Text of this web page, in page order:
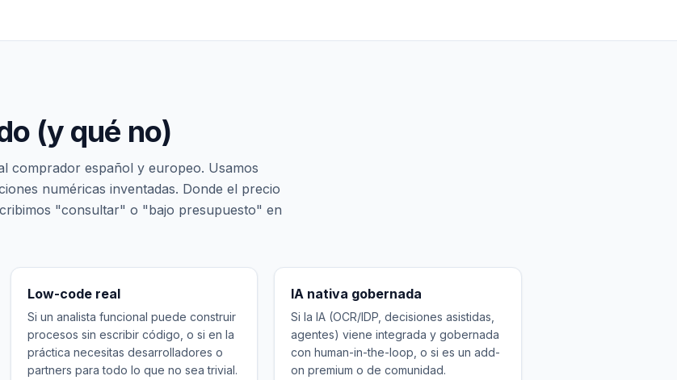
(y qué no)
comprador español y europeo. Usamos
numéricas inventadas. Donde el precio
"consultar" o "bajo presupuesto" en
Low-code real
Si un analista funcional puede construir
procesos sin escribir código, o si en la
práctica necesitas desarrolladores o
partners para todo lo que no sea trivial.
IA nativa gobernada
Si la IA (OCR/IDP, decisiones asistidas,
agentes) viene integrada y gobernada
con human-in-the-loop, o si es un add-
on premium o de comunidad.